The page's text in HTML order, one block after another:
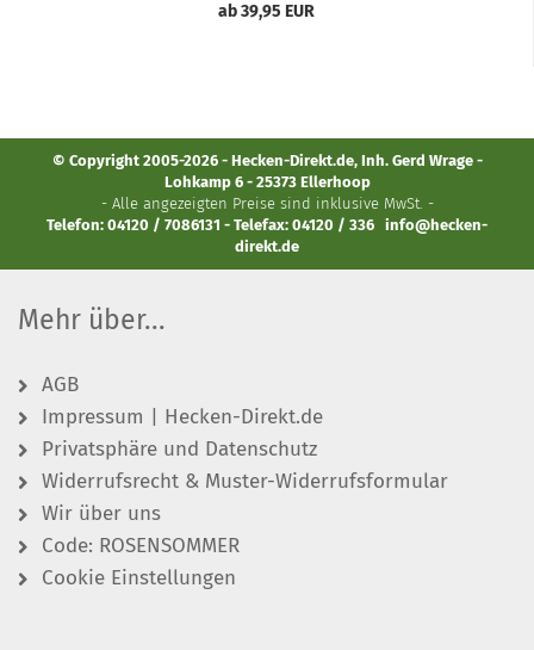
ab 39,95 EUR
© Copyright 2005-2026 - Hecken-Direkt.de, Inh. Gerd Wrage -
Lohkamp 6 - 25373 Ellerhoop
- Alle angezeigten Preise sind inklusive MwSt. -
Telefon: 04120 / 7086131 - Telefax: 04120 / 336 info@hecken-
direkt.de
Mehr über...
AGB
Impressum | Hecken-Direkt.de
Privatsphäre und Datenschutz
Widerrufsrecht & Muster-Widerrufsformular
Wir über uns
Code: ROSENSOMMER
Cookie Einstellungen